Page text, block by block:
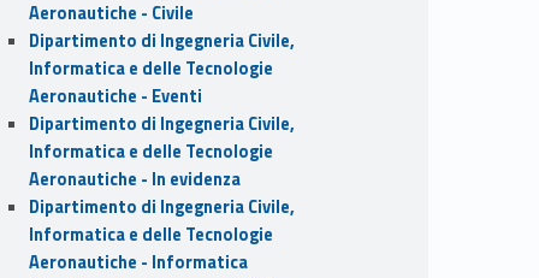
Aeronautiche - Civile
Dipartimento di Ingegneria Civile,
Informatica e delle Tecnologie
Aeronautiche - Eventi
Dipartimento di Ingegneria Civile,
Informatica e delle Tecnologie
Aeronautiche - In evidenza
Dipartimento di Ingegneria Civile,
Informatica e delle Tecnologie
Aeronautiche - Informatica